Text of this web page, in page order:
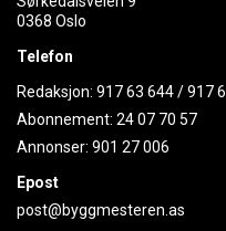
0368 Oslo
Telefon
Redaksjon: 917 63 644/917
Abonnement: 24 07 70 57
Annonser: 901 27 006
Epost
post@byggmesteren.as